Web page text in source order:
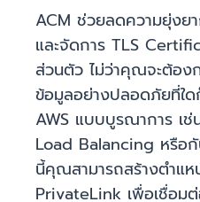
ACM ช่วยลดความยุ่งย
และจัดการ TLS
ส่วนตัว ไม่ว่าคุณจะต้อง
ข้อมูลอย่างปลอดภัยที่ใด
AWS แบบบูรณาการ เ
Load Balancing หรือ
นี้คุณสามารถสร้างตำแห
PrivateLink เพื่อเชื่อ